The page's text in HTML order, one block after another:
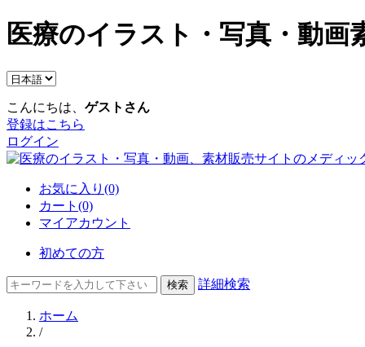
医療のイラスト・写真・動画
こんにちは、 ゲストさん
登録はこちら
ログイン
お気に入り(0)
カート(0)
マイアカウント
初めての方
詳細検索
ホーム
/